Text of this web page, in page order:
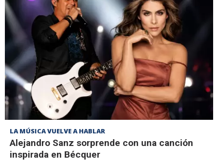
LA MÚSICA VUELVE A HABLAR
Alejandro Sanz sorprende con una canción
inspirada en Bécquer